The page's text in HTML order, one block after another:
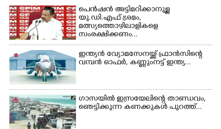
പെൻഷൻ അട്ടിമറിക്കാനുള്ള
യു.ഡി.എഫ് ശ്രമം,
മത്സ്യത്തൊഴിലാളികളെ
സംരക്ഷിക്കണം...
ഇന്ത്യൻ വ്യോമസേനയ്ക്ക് ഫ്രാൻസിന്റെ
വമ്പൻ ഓഫർ, കണ്ണുംനട്ട് ഇന്ത്യ...
ഗാസയിൽ ഇസ്രയേലിന്റെ താണ്ഡവം,
ഞെട്ടിക്കുന്ന കണക്കുകൾ പുറത്ത്...
Copy Link